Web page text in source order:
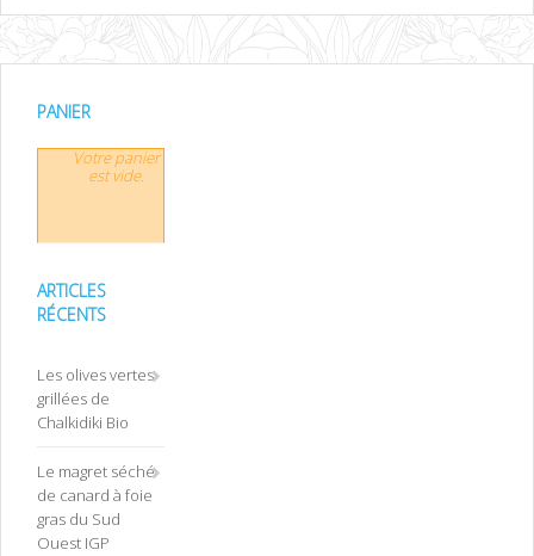
PANIER
Votre panier
est vide.
ARTICLES
RÉCENTS
Les olives vertes
grillées de
Chalkidiki Bio
Le magret séché
de canard à foie
gras du Sud
Ouest IGP